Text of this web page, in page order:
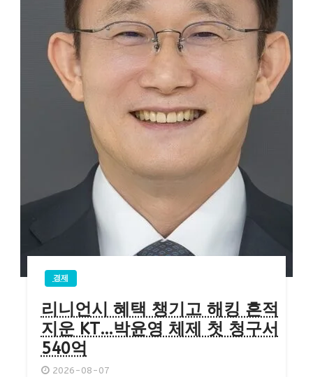
경제
리니언시 혜택 챙기고 해킹 흔적
지운 KT…박윤영 체제 첫 청구서
540억
2026-08-07